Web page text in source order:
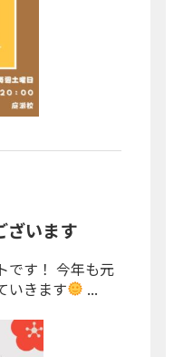
ざいます
です！ 今年も元
いきます
...